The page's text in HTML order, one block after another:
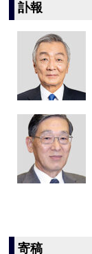
訃報
寄稿